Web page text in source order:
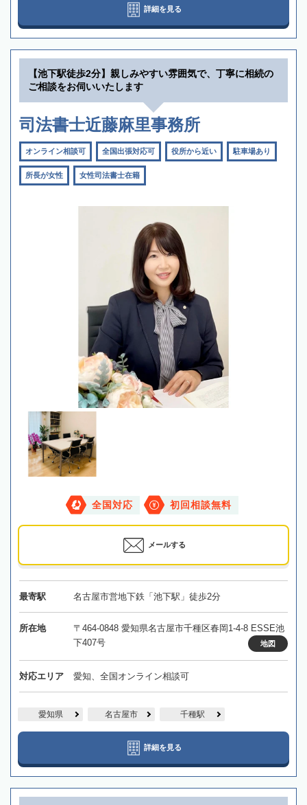
詳細を見る
【池下駅徒歩2分】親しみやすい雰囲気で、丁寧に相続の
ご相談をお伺いいたします
司法書士近藤麻里事務所
オンライン相談可 全国出張対応可 役所から近い 駐車場あり
所長が女性 女性司法書士在籍
全国対応 初回相談無料
メールする
最寄駅 名古屋市営地下鉄「池下駅」徒歩2分
所在地
〒464-0848 愛知県名古屋市千種区春岡1-4-8 ESSE池
下407号
地図
対応エリア 愛知、全国オンライン相談可
愛知県 名古屋市 千種駅
詳細を見る